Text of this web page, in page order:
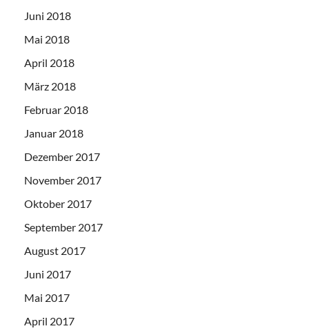
Juni 2018
Mai 2018
April 2018
März 2018
Februar 2018
Januar 2018
Dezember 2017
November 2017
Oktober 2017
September 2017
August 2017
Juni 2017
Mai 2017
April 2017